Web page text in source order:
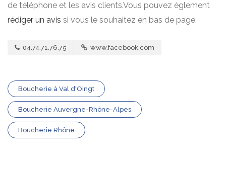
de téléphone et les avis clients.Vous pouvez églement
rédiger un avis si vous le souhaitez en bas de page.
04.74.71.76.75 www.facebook.com
Boucherie à Val d'Oingt
Boucherie Auvergne-Rhône-Alpes
Boucherie Rhône